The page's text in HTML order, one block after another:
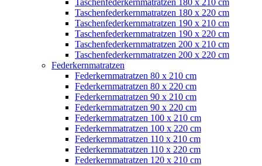
Taschenfederkernmatratzen 180 x 220 cm
Taschenfederkernmatratzen 190 x 210 cm
Taschenfederkernmatratzen 190 x 220 cm
Taschenfederkernmatratzen 200 x 210 cm
Taschenfederkernmatratzen 200 x 220 cm
Federkernmatratzen
Federkernmatratzen 80 x 210 cm
Federkernmatratzen 80 x 220 cm
Federkernmatratzen 90 x 210 cm
Federkernmatratzen 90 x 220 cm
Federkernmatratzen 100 x 210 cm
Federkernmatratzen 100 x 220 cm
Federkernmatratzen 110 x 210 cm
Federkernmatratzen 110 x 220 cm
Federkernmatratzen 120 x 210 cm